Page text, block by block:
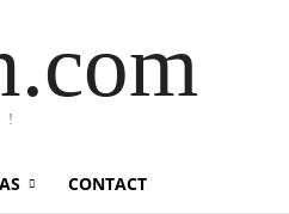
!
CONTACT